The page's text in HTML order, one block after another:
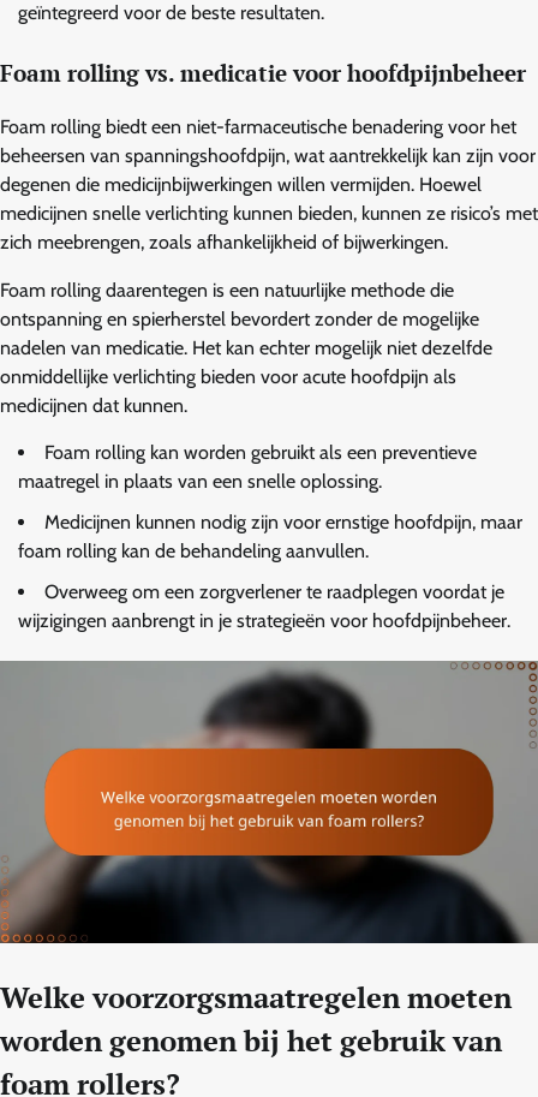
geïntegreerd voor de beste resultaten.
Foam rolling vs. medicatie voor hoofdpijnbeheer
Foam rolling biedt een niet-farmaceutische benadering voor het
beheersen van spanningshoofdpijn, wat aantrekkelijk kan zijn voor
degenen die medicijnbijwerkingen willen vermijden. Hoewel
medicijnen snelle verlichting kunnen bieden, kunnen ze risico’s met
zich meebrengen, zoals afhankelijkheid of bijwerkingen.
Foam rolling daarentegen is een natuurlijke methode die
ontspanning en spierherstel bevordert zonder de mogelijke
nadelen van medicatie. Het kan echter mogelijk niet dezelfde
onmiddellijke verlichting bieden voor acute hoofdpijn als
medicijnen dat kunnen.
Foam rolling kan worden gebruikt als een preventieve
maatregel in plaats van een snelle oplossing.
Medicijnen kunnen nodig zijn voor ernstige hoofdpijn, maar
foam rolling kan de behandeling aanvullen.
Overweeg om een zorgverlener te raadplegen voordat je
wijzigingen aanbrengt in je strategieën voor hoofdpijnbeheer.
Welke voorzorgsmaatregelen moeten
worden genomen bij het gebruik van
foam rollers?